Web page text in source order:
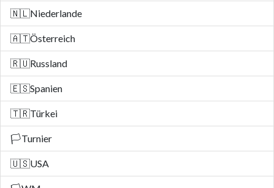
🇳🇱Niederlande
🇦🇹Österreich
🇷🇺Russland
🇪🇸Spanien
🇹🇷Türkei
🏳️Turnier
🇺🇸USA